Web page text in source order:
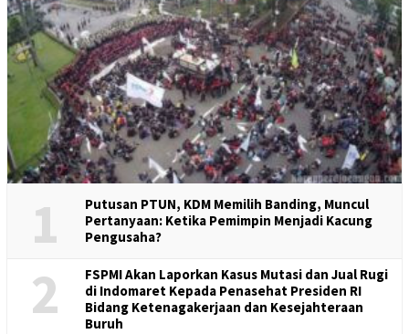
1
Putusan PTUN, KDM Memilih Banding, Muncul
Pertanyaan: Ketika Pemimpin Menjadi Kacung
Pengusaha?
2
FSPMI Akan Laporkan Kasus Mutasi dan Jual Rugi
di Indomaret Kepada Penasehat Presiden RI
Bidang Ketenagakerjaan dan Kesejahteraan
Buruh